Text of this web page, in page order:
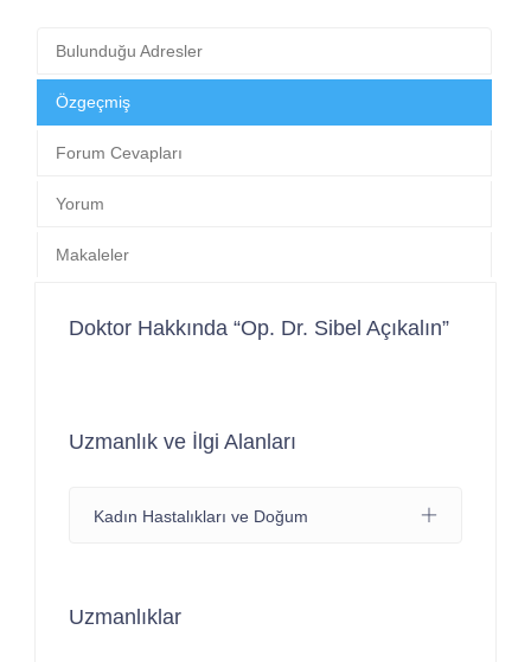
Bulunduğu Adresler
Özgeçmiş
Forum Cevapları
Yorum
Makaleler
Doktor Hakkında “Op. Dr. Sibel Açıkalın”
Uzmanlık ve İlgi Alanları
Kadın Hastalıkları ve Doğum
Uzmanlıklar